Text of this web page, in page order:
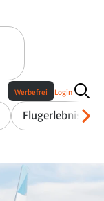
Flugerlebnis
Werbefrei Login